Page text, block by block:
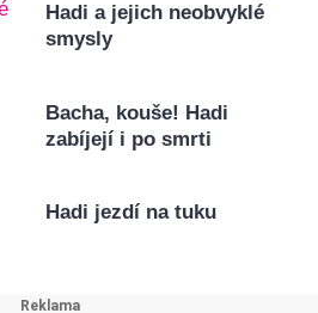
Hadi a jejich neobvyklé
smysly
Bacha, kouše! Hadi
zabíjejí i po smrti
Hadi jezdí na tuku